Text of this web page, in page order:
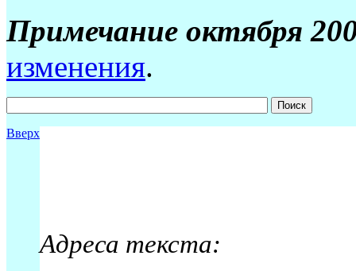
Примечание октября
изменения.
Вверх
Адреса текста: